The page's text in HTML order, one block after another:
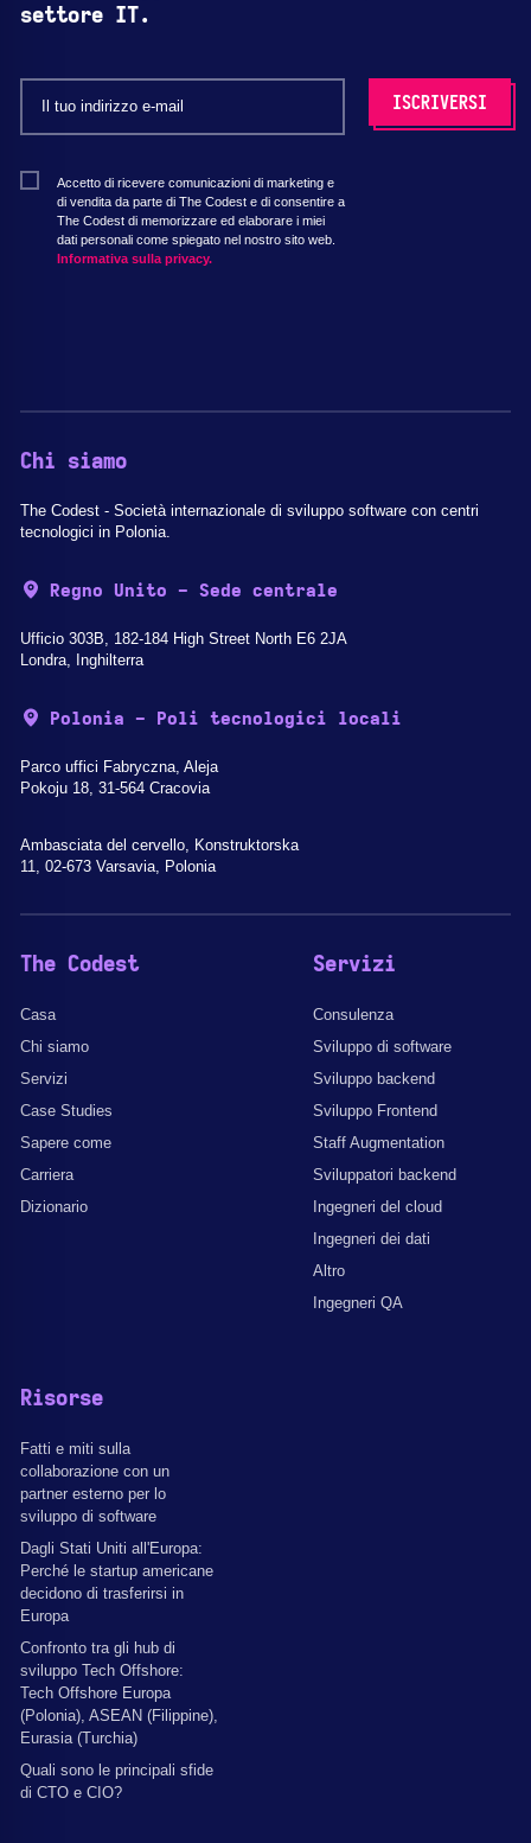
settore IT.
Accetto di ricevere comunicazioni di marketing e
di vendita da parte di The Codest e di consentire a
The Codest di memorizzare ed elaborare i miei
dati personali come spiegato nel nostro sito web.
Informativa sulla privacy.
Chi siamo
The Codest - Società internazionale di sviluppo software con centri
tecnologici in Polonia.
Regno Unito - Sede centrale
Ufficio 303B, 182-184 High Street North E6 2JA
Londra, Inghilterra
Polonia - Poli tecnologici locali
Parco uffici Fabryczna, Aleja
Pokoju 18, 31-564 Cracovia
Ambasciata del cervello, Konstruktorska
11, 02-673 Varsavia, Polonia
The Codest
Casa
Chi siamo
Servizi
Case Studies
Sapere come
Carriera
Dizionario
Servizi
Consulenza
Sviluppo di software
Sviluppo backend
Sviluppo Frontend
Staff Augmentation
Sviluppatori backend
Ingegneri del cloud
Ingegneri dei dati
Altro
Ingegneri QA
Risorse
Fatti e miti sulla
collaborazione con un
partner esterno per lo
sviluppo di software
Dagli Stati Uniti all'Europa:
Perché le startup americane
decidono di trasferirsi in
Europa
Confronto tra gli hub di
sviluppo Tech Offshore:
Tech Offshore Europa
(Polonia), ASEAN (Filippine),
Eurasia (Turchia)
Quali sono le principali sfide
di CTO e CIO?